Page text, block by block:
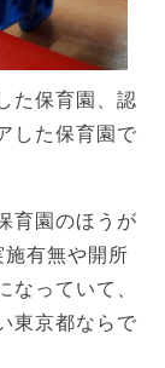
た保育園、認
した保育園で
育園のほうが
有無や開所
なっていて、
東京都ならで